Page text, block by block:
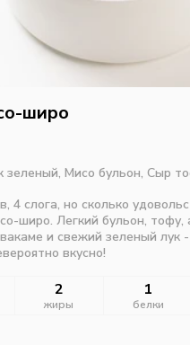
широ
зеленый, Мисо бульон, Сыр
4 слога, но сколько
широ. Легкий бульон, тофу,
и свежий зеленый лук
вкусно!
2
жиры
1
белки